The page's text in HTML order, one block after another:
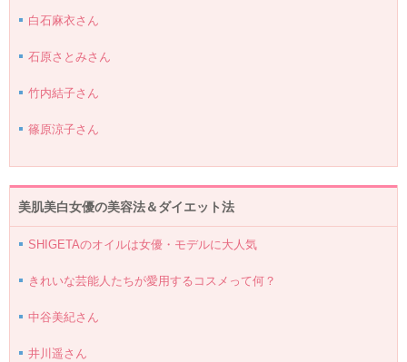
白石麻衣さん
石原さとみさん
竹内結子さん
篠原涼子さん
美肌美白女優の美容法＆ダイエット法
SHIGETAのオイルは女優・モデルに大人気
きれいな芸能人たちが愛用するコスメって何？
中谷美紀さん
井川遥さん